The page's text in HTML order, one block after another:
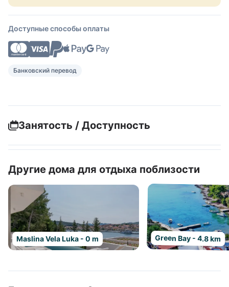
Доступные способы оплаты
Банковский перевод
Занятость / Доступность
Другие дома для отдыха поблизости
Maslina Vela Luka - 0 m Green Bay - 4.8 km